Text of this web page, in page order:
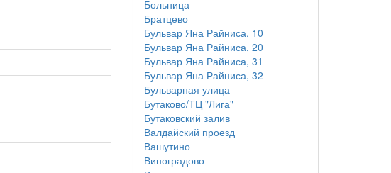
Больница
Братцево
Бульвар Яна Райниса, 10
Бульвар Яна Райниса, 20
Бульвар Яна Райниса, 31
Бульвар Яна Райниса, 32
Бульварная улица
Бутаково/ТЦ "Лига"
Бутаковский залив
Валдайский проезд
Вашутино
Виноградово